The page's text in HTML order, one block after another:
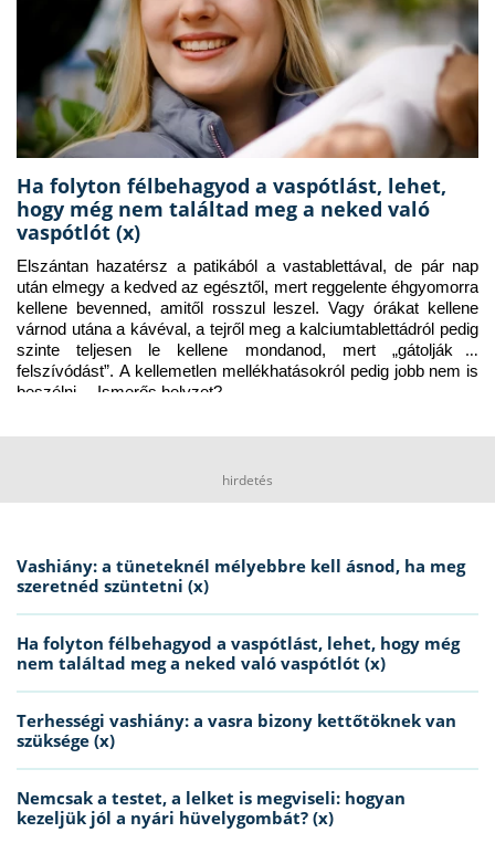
Ha folyton félbehagyod a vaspótlást, lehet,
hogy még nem találtad meg a neked való
vaspótlót (x)
Elszántan hazatérsz a patikából a vastablettával, de pár nap
után elmegy a kedved az egésztől, mert reggelente éhgyomorra
kellene bevenned, amitől rosszul leszel. Vagy órákat kellene
várnod utána a kávéval, a tejről meg a kalciumtablettádról pedig
szinte teljesen le kellene mondanod, mert „gátolják a
felszívódást”. A kellemetlen mellékhatásokról pedig jobb nem is
beszélni… Ismerős helyzet?
hirdetés
Vashiány: a tüneteknél mélyebbre kell ásnod, ha meg
szeretnéd szüntetni (x)
Ha folyton félbehagyod a vaspótlást, lehet, hogy még
nem találtad meg a neked való vaspótlót (x)
Terhességi vashiány: a vasra bizony kettőtöknek van
szüksége (x)
Nemcsak a testet, a lelket is megviseli: hogyan
kezeljük jól a nyári hüvelygombát? (x)